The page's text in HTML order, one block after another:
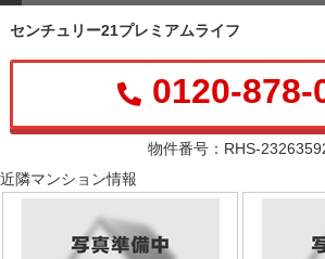
センチュリー21プレミアムライフ
0120-878-
物件番号：RHS-
近隣マンション情報